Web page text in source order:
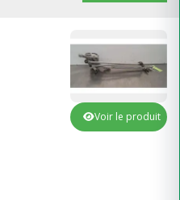
Voir le produit